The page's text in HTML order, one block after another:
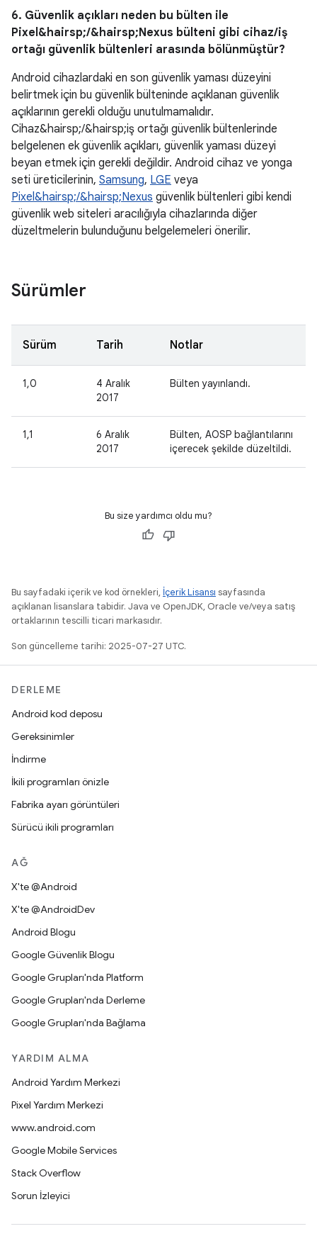
6. Güvenlik açıkları neden bu bülten ile
Pixel&hairsp;/&hairsp;Nexus bülteni gibi cihaz/iş
ortağı güvenlik bültenleri arasında bölünmüştür?
Android cihazlardaki en son güvenlik yaması düzeyini
belirtmek için bu güvenlik bülteninde açıklanan güvenlik
açıklarının gerekli olduğu unutulmamalıdır.
Cihaz&hairsp;/&hairsp;iş ortağı güvenlik bültenlerinde
belgelenen ek güvenlik açıkları, güvenlik yaması düzeyi
beyan etmek için gerekli değildir. Android cihaz ve yonga
seti üreticilerinin, Samsung, LGE veya
Pixel&hairsp;/&hairsp;Nexus güvenlik bültenleri gibi kendi
güvenlik web siteleri aracılığıyla cihazlarında diğer
düzeltmelerin bulunduğunu belgelemeleri önerilir.
Sürümler
Sürüm Tarih Notlar
1,0
4 Aralık
2017
Bülten yayınlandı.
1,1
6 Aralık
2017
Bülten, AOSP bağlantılarını
içerecek şekilde düzeltildi.
Bu size yardımcı oldu mu?
Bu sayfadaki içerik ve kod örnekleri, İçerik Lisansı sayfasında
açıklanan lisanslara tabidir. Java ve OpenJDK, Oracle ve/veya satış
ortaklarının tescilli ticari markasıdır.
Son güncelleme tarihi: 2025-07-27 UTC.
DERLEME
Android kod deposu
Gereksinimler
İndirme
İkili programları önizle
Fabrika ayarı görüntüleri
Sürücü ikili programları
AĞ
X'te @Android
X'te @AndroidDev
Android Blogu
Google Güvenlik Blogu
Google Grupları'nda Platform
Google Grupları'nda Derleme
Google Grupları'nda Bağlama
YARDIM ALMA
Android Yardım Merkezi
Pixel Yardım Merkezi
www.android.com
Google Mobile Services
Stack Overflow
Sorun İzleyici